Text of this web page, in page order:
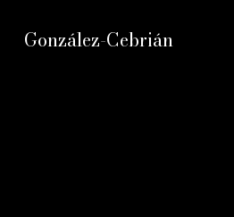
González-Cebrián